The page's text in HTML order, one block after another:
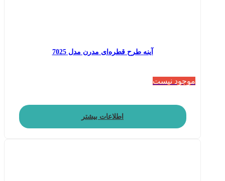
آینه طرح قطره‌ای مدرن مدل 7025
موجود نیست
اطلاعات بیشتر